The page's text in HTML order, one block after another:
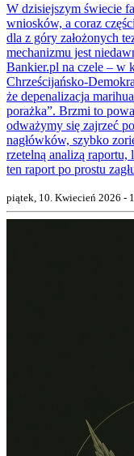
W dzisiejszym świecie
wniosków, a coraz
dla z góry założonych
mechanizmu jest
Bankier.pl na czele – w
Chrześcijańsko-
że depenalizacja
porażka”. Brzmi to
odważymy się zajrzeć
nagłówków, szybko
rzetelną analizą raportu,
ten raport po prostu
piątek, 10. Kwiecień 2026 -